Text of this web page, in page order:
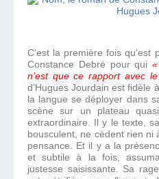
C’est la première fois
Constance Debré pour qui
n’est que ce rapport avec
d’Hugues Jourdain est fidèle
la langue se déployer dans
scène sur un plateau
extraordinaire. Il y le texte,
bousculent, ne cèdent rien ni
pensance. Et il y a la
et subtile à la fois,
justesse saisissante. Sa